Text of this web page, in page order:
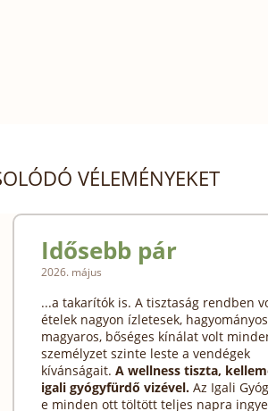
VÉLEMÉNYEKET
Idősebb pár
2026. május
...a takarítók is. A tisztaság rendben
ételek nagyon ízletesek,
magyaros, bőséges kínálat volt
személyzet szinte leste a vendégek
kívánságait. A wellness tiszta,
igali gyógyfürdő vizével.Az Igali
e minden ott töltött teljes napra